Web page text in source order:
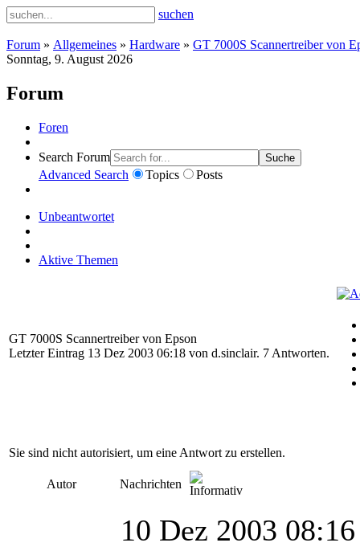
suchen
Forum » Allgemeines » Hardware » GT 7000S Scannertreiber von
Sonntag, 9. August 2026
Forum
Foren
Search Forum Suche
Advanced Search Topics Posts
Unbeantwortet
Aktive Themen
GT 7000S Scannertreiber von Epson
Letzter Eintrag 13 Dez 2003 06:18 von d.sinclair. 7 Antworten.
Sie sind nicht autorisiert, um eine Antwort zu erstellen.
Autor Nachrichten
10 Dez 2003 08:16